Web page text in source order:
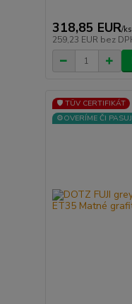
318,85 EUR/ks
259,23 EUR bez
🛡️ TÜV CERTIFIKÁT
⚙️OVERÍME ČI